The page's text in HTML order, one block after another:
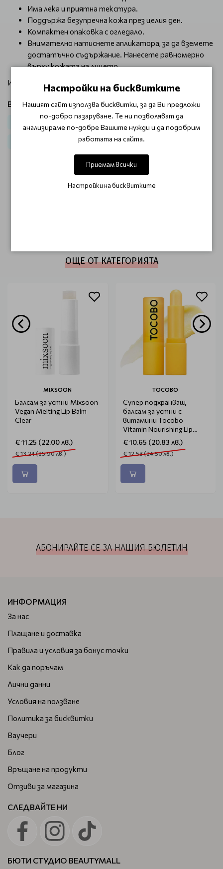
Има лека и приятна текстура.
Поддържа безупречна кожа през целия ден.
Компактен опаковка с огледало.
Внимателно натиснете апликатора, за да вземете
достатъчно съдържание. Нанесете равномерно
върху кожата на лицето.
Избери своя цвят от падащото меню!
Виж продукти от категория:
Лице Корейска козметика Корейски гримове
ОТЗИВИ (0)
ОЩЕ ОТ КАТЕГОРИЯТА
MIXSOON
Балсам за устни Mixsoon
Vegan Melting Lip Balm
Clear
€ 11.25 (22.00 лв.)
€ 13.24 (25.90 лв.)
TOCOBO
Супер подхранващ
балсам за устни с
витамини Tocobo
Vitamin Nourishing Lip
Balm
€ 10.65 (20.83 лв.)
€ 12.53 (24.50 лв.)
АБОНИРАЙТЕ СЕ ЗА НАШИЯ БЮЛЕТИН
ИНФОРМАЦИЯ
За нас
Плащане и доставка
Правила и условия за бонус точки
Как да поръчам
Лични данни
Условия на ползване
Политика за бисквитки
Ваучери
Блог
Връщане на продукти
Отзиви за магазина
СЛЕДВАЙТЕ НИ
БЮТИ СТУДИО BEAUTYMALL
Настройки на бисквитките
Нашият сайт използва бисквитки, за да Ви предложи
по-добро пазаруване. Те ни позволяват да
анализираме по-добре Вашите нужди и да подобрим
работата на сайта.
Приемам всички
Настройки на бисквитките